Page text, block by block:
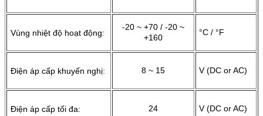
Vùng nhiệt độ hoạt động:
-20 ~ +70 / -20 ~
+160
°C / °F
Điện áp cấp khuyến nghị: 8 ~ 15 V (DC or AC)
Điện áp cấp tối đa: 24 V (DC or AC)